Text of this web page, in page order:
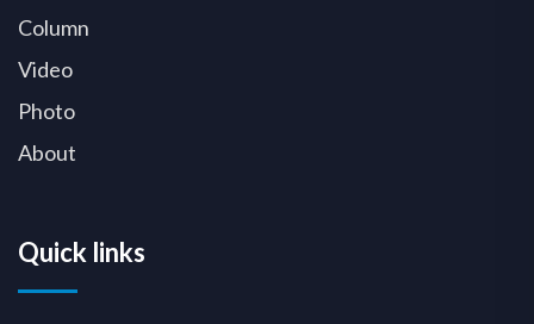
Column
Video
Photo
About
Quick links